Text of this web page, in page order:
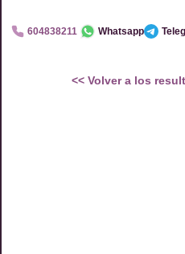
604838211 Whatsapp
<< Volver a los